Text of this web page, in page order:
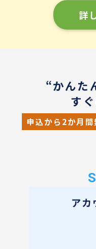
詳
“かんた
す
申込から2か月
アカ